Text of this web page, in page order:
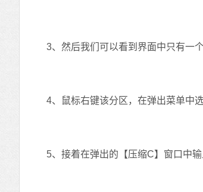
3、然后我们可以看到界面中只有一个
4、鼠标右键该分区，在弹出菜单中
5、接着在弹出的【压缩C】窗口中